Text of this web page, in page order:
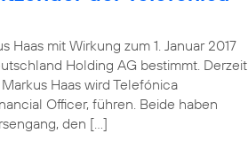
mit Wirkung zum 1. Januar 2017
Holding AG bestimmt. Derzeit
Haas wird Telefónica
Officer, führen. Beide haben
den […]